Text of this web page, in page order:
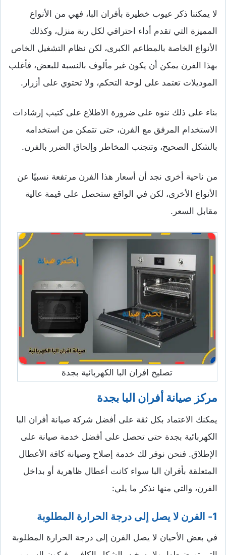
لا يمكننا ذكر عيوب خطيرة بأفران البا، فهي من الأنواع
المميزة التي تقدم أداء احترافي لكل ربة منزل، وكذلك
الأنواع الخاصة بالمطاعم الكبرى، لكن نظام التشغيل الخاص
بهذا الفرن يمكن أن يكون غير مألوف بالنسبة للبعض، فأغلب
الموديلات تعتمد على لوحة التحكم، ولا تحتوي على أزرار.
بناء على ذلك ننوه على ضرورة الاطلاع على كتيب إرشادات
الاستخدام المرفق مع الفرن، حتى تتمكن من استخدامه
بالشكل الصحيح، وتتجنب المخاطر وإلحاق الضرر بالفرن.
من ناحية أخرى نجد أن أسعار هذا الفرن مرتفعة نسبيًا عن
الأنواع الأخرى، لكن في الواقع ستحصل على قيمة عالية
مقابل السعر.
تصليح افران البا الكهربائية بجدة
مركز صيانة أفران البا بجدة
يمكنك الاعتماد بكل ثقة على أفضل شركة صيانة أفران البا
الكهربائية بجدة حتى تحصل على أفضل خدمة صيانة على
الإطلاق. فنحن نوفر لك خدمة إصلاح وصيانة كافة الأعطال
المتعلقة بأفران البا سواء كانت أعطال ظاهرية أو بداخل
الفرن، والتي منها نذكر ما يلي:
1- الفرن لا يصل إلى درجة الحرارة المطلوبة
في بعض الأحيان لا يصل الفرن إلى درجة الحرارة المطلوبة